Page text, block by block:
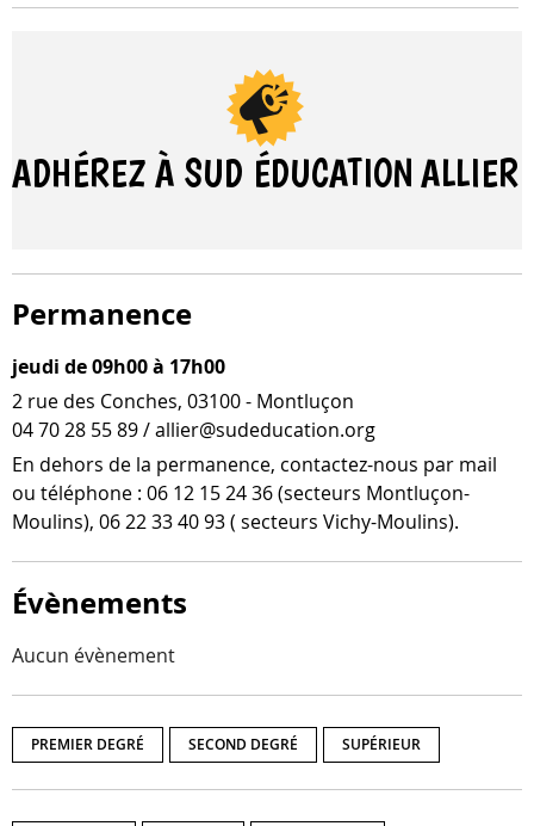
ADHÉREZ À SUD ÉDUCATION ALLIER
Permanence
jeudi de 09h00 à 17h00
2 rue des Conches, 03100 - Montluçon
04 70 28 55 89 / allier@sudeducation.org
En dehors de la per­ma­nence, contactez-​nous par mail
ou télé­phone : 06 12 15 24 36 (sec­teurs Montluçon-​
Moulins), 06 22 33 40 93 ( sec­teurs Vichy-Moulins).
Évènements
Aucun évènement
PREMIER DEGRÉ SECOND DEGRÉ SUPÉRIEUR